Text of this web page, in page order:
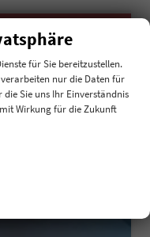
für Sie bereitzustellen.
nur die Daten für
Sie uns Ihr Einverständnis
Wirkung für die Zukunft